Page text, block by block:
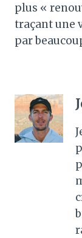
plus «
traçant une
par